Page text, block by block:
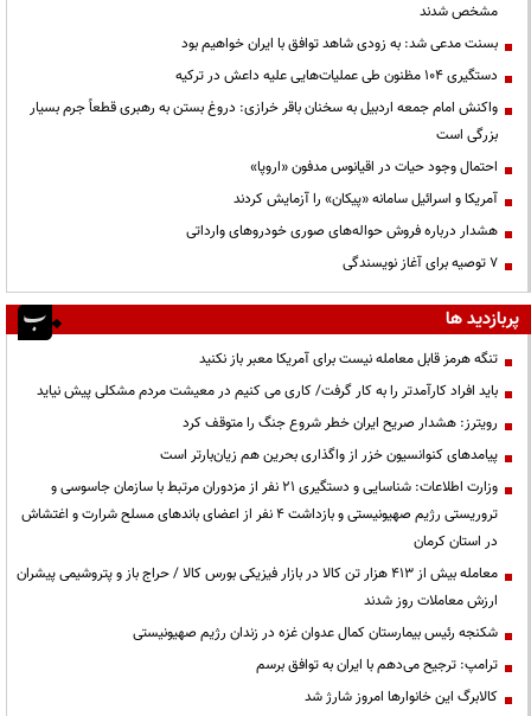
مشخص شدند
بسنت مدعی شد: به زودی شاهد توافق با ایران خواهیم بود
دستگیری ۱۰۴ مظنون طی عملیات‌هایی علیه داعش در ترکیه
واکنش امام جمعه اردبیل به سخنان باقر خرازی: دروغ بستن به رهبری قطعاً جرم بسیار
بزرگی است
احتمال وجود حیات در اقیانوس مدفون «اروپا»
آمریکا و اسرائیل سامانه «پیکان» را آزمایش کردند
هشدار درباره فروش حواله‌های صوری خودروهای وارداتی
۷ توصیه برای آغاز نویسندگی
پربازدید ها
تنگه هرمز قابل معامله نیست برای آمریکا معبر باز نکنید
باید افراد کارآمدتر را به کار گرفت/ کاری می کنیم در معیشت مردم مشکلی پیش نیاید
رویترز: هشدار صریح ایران خطر شروع جنگ را متوقف کرد
پیامدهای کنوانسیون خزر از واگذاری بحرین هم زیان‌بارتر است
وزارت اطلاعات: شناسایی و دستگیری ۲۱ نفر از مزدوران مرتبط با سازمان جاسوسی و
تروریستی رژیم صهیونیستی و بازداشت ۴ نفر از اعضای باندهای مسلح شرارت و اغتشاش
در استان کرمان
معامله بیش از ۴۱۳ هزار تن کالا در بازار فیزیکی بورس کالا / حراج باز و پتروشیمی پیشران
ارزش معاملات روز شدند
شکنجه رئیس بیمارستان کمال عدوان غزه در زندان رژیم صهیونیستی
ترامپ: ترجیح می‌دهم با ایران به توافق برسم
کالابرگ این خانوارها امروز شارژ شد